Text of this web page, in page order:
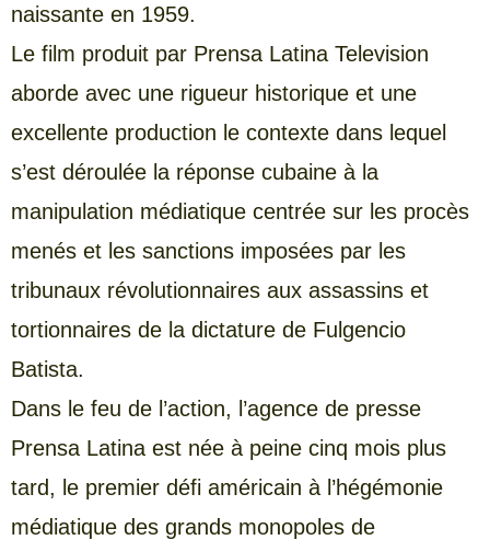
naissante en 1959.
Le film produit par Prensa Latina Television
aborde avec une rigueur historique et une
excellente production le contexte dans lequel
s’est déroulée la réponse cubaine à la
manipulation médiatique centrée sur les procès
menés et les sanctions imposées par les
tribunaux révolutionnaires aux assassins et
tortionnaires de la dictature de Fulgencio
Batista.
Dans le feu de l’action, l’agence de presse
Prensa Latina est née à peine cinq mois plus
tard, le premier défi américain à l’hégémonie
médiatique des grands monopoles de